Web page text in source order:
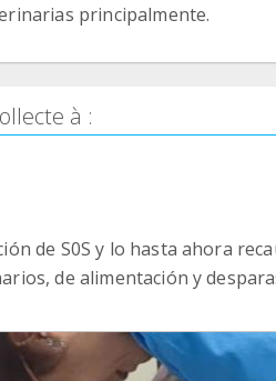
principalmente.
à :
de S0S y lo hasta ahora
de alimentación y